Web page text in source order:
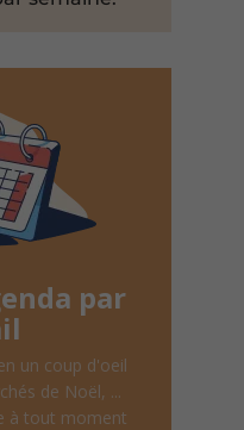
par
un coup d'oeil
de Noël, ...
à tout moment